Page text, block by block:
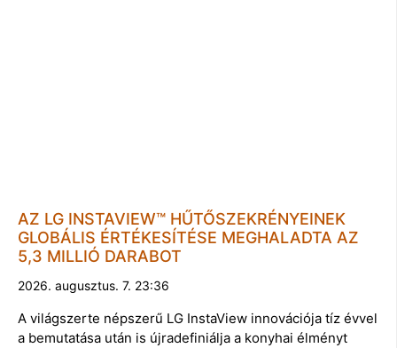
AZ LG INSTAVIEW™ HŰTŐSZEKRÉNYEINEK
GLOBÁLIS ÉRTÉKESÍTÉSE MEGHALADTA AZ
5,3 MILLIÓ DARABOT
2026. augusztus. 7. 23:36
A világszerte népszerű LG InstaView innovációja tíz évvel
a bemutatása után is újradefiniálja a konyhai élményt